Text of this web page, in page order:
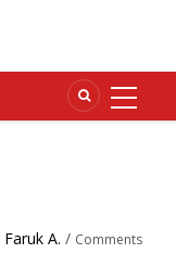
Faruk A. / Comments